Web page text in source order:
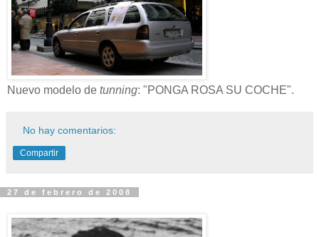
Nuevo modelo de tunning: "PONGA ROSA SU COCHE".
No hay comentarios:
Compartir
27 de febrero de 2008